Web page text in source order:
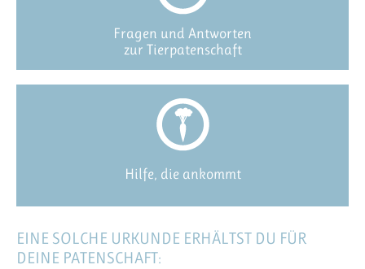
Fragen und Antworten
zur Tierpatenschaft
Hilfe, die ankommt
EINE SOLCHE URKUNDE ERHÄLTST DU FÜR
DEINE PATENSCHAFT: